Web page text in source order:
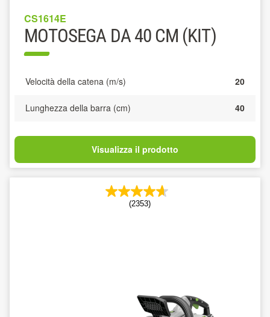
CS1614E
MOTOSEGA DA 40 CM (KIT)
Velocità della catena (m/s) 20
Lunghezza della barra (cm) 40
Visualizza il prodotto
(2353)